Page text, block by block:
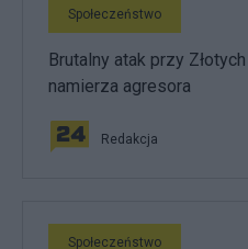
Społeczeństwo
Brutalny atak przy
namierza agresora
Redakcja
Społeczeństwo